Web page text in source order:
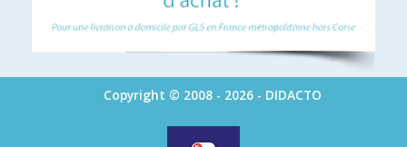
Copyright © 2008 - 2026 - DIDACTO